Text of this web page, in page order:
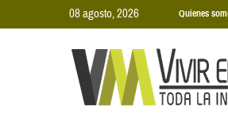
08 agosto, 2026 Quienes